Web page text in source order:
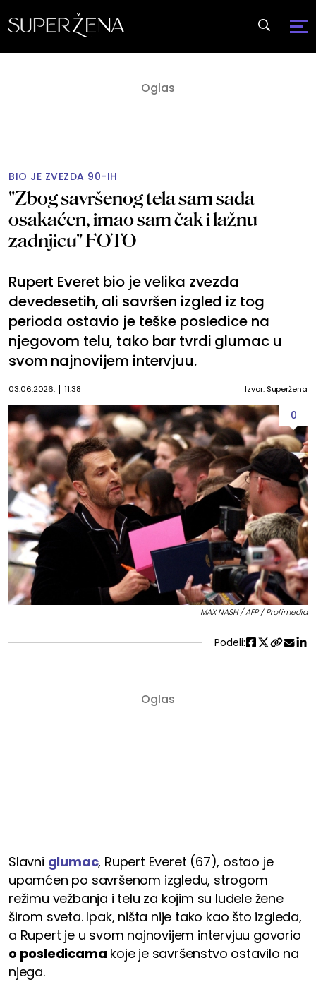
BIO JE ZVEZDA 90-IH
"Zbog savršenog tela sam sada
osakaćen, imao sam čak i lažnu
zadnjicu" FOTO
Rupert Everet bio je velika zvezda
devedesetih, ali savršen izgled iz tog
perioda ostavio je teške posledice na
njegovom telu, tako bar tvrdi glumac u
svom najnovijem intervjuu.
03.06.2026. 11:38 Izvor: Superžena
0
MAX NASH / AFP / Profimedia
Podeli:
Slavni glumac, Rupert Everet (67), ostao je
upamćen po savršenom izgledu, strogom
režimu vežbanja i telu za kojim su ludele žene
širom sveta. Ipak, ništa nije tako kao što izgleda,
a Rupert je u svom najnovijem intervjuu govorio
o posledicama koje je savršenstvo ostavilo na
njega.